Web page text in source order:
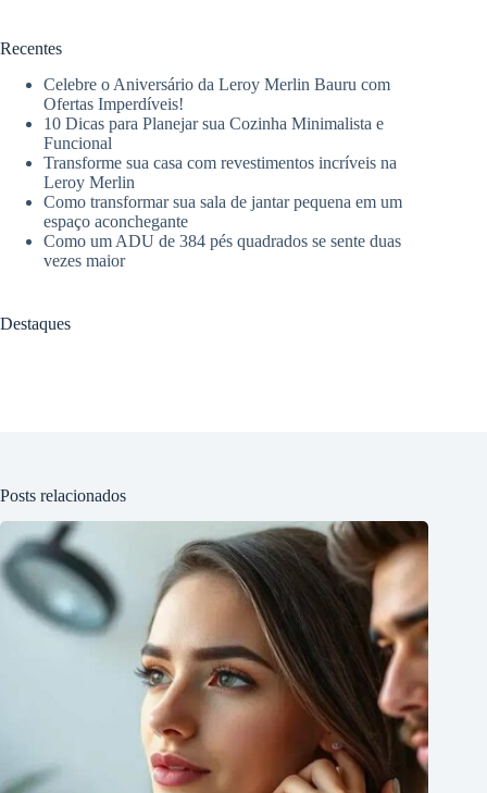
Recentes
Celebre o Aniversário da Leroy Merlin Bauru com
Ofertas Imperdíveis!
10 Dicas para Planejar sua Cozinha Minimalista e
Funcional
Transforme sua casa com revestimentos incríveis na
Leroy Merlin
Como transformar sua sala de jantar pequena em um
espaço aconchegante
Como um ADU de 384 pés quadrados se sente duas
vezes maior
Destaques
Posts relacionados